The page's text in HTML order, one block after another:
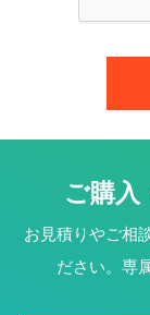
ご購入
お見積りやご相
ださい。専